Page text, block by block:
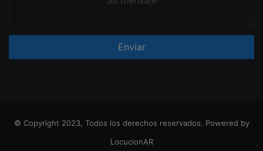
© Copyright 2023, Todos los derechos reservados. Powered by
LocucionAR